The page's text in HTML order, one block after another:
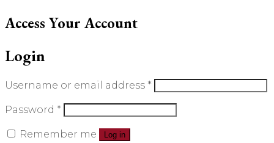
Access Your Account
Login
Username or email address *
Password *
Remember me Log in